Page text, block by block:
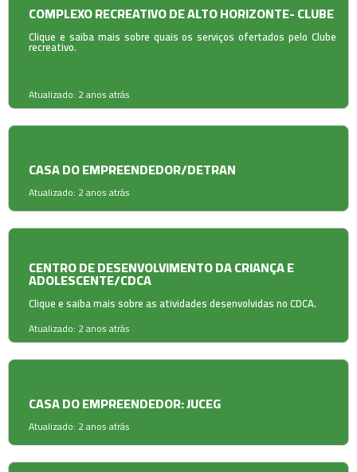
COMPLEXO RECREATIVO DE ALTO HORIZONTE- CLUBE
Clique e saiba mais sobre quais os serviços ofertados pelo Clube
recreativo.
Atualizado: 2 anos atrás
CASA DO EMPREENDEDOR/DETRAN
Atualizado: 2 anos atrás
CENTRO DE DESENVOLVIMENTO DA CRIANÇA E
ADOLESCENTE/CDCA
Clique e saiba mais sobre as atividades desenvolvidas no CDCA.
Atualizado: 2 anos atrás
CASA DO EMPREENDEDOR: JUCEG
Atualizado: 2 anos atrás